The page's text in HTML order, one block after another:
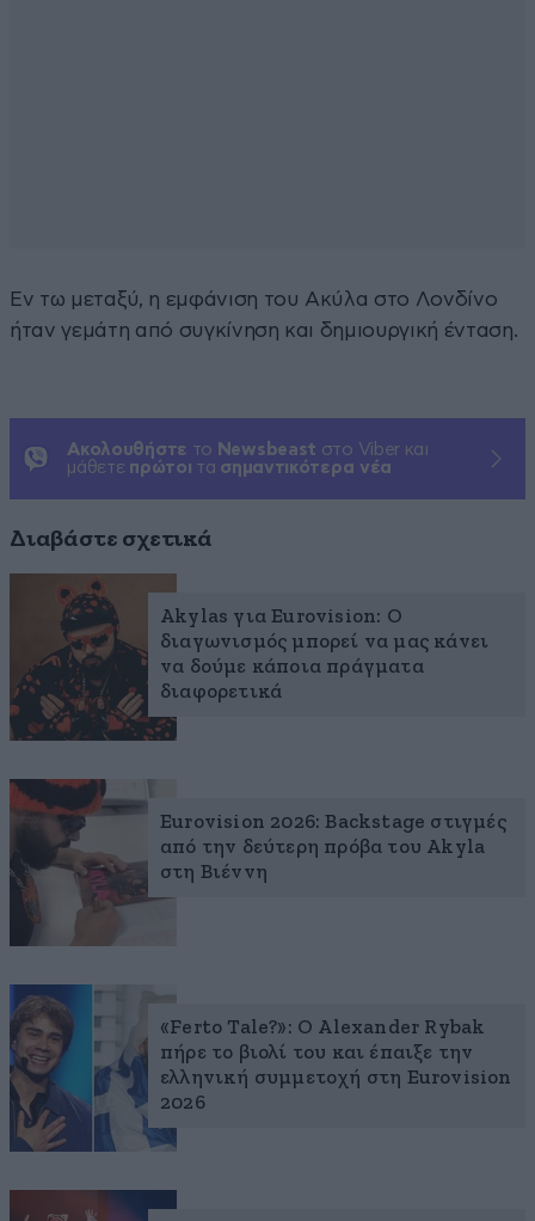
Εν τω μεταξύ, η εμφάνιση του Ακύλα στο Λονδίνο
ήταν γεμάτη από συγκίνηση και δημιουργική ένταση.
Ακολουθήστε το Newsbeast στο Viber και
μάθετε πρώτοι τα σημαντικότερα νέα
Διαβάστε σχετικά
Akylas για Eurovision: Ο
διαγωνισμός μπορεί να μας κάνει
να δούμε κάποια πράγματα
διαφορετικά
Eurovision 2026: Backstage στιγμές
από την δεύτερη πρόβα του Akyla
στη Βιέννη
«Ferto Tale?»: Ο Alexander Rybak
πήρε το βιολί του και έπαιξε την
ελληνική συμμετοχή στη Eurovision
2026